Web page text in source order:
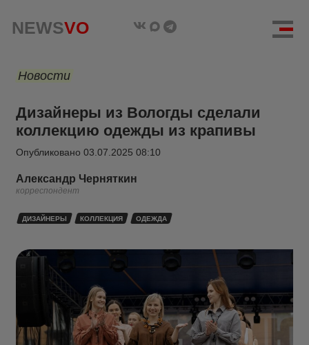
NEWSVO
Новости
Дизайнеры из Вологды сделали
коллекцию одежды из крапивы
Опубликовано 03.07.2025 08:10
Александр Черняткин
корреспондент
ДИЗАЙНЕРЫ КОЛЛЕКЦИЯ ОДЕЖДА